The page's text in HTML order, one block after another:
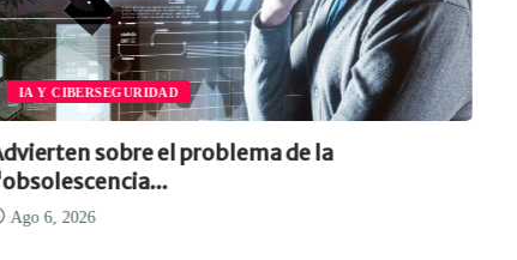
OPINIÓN
Cómo crear infraestructuras de